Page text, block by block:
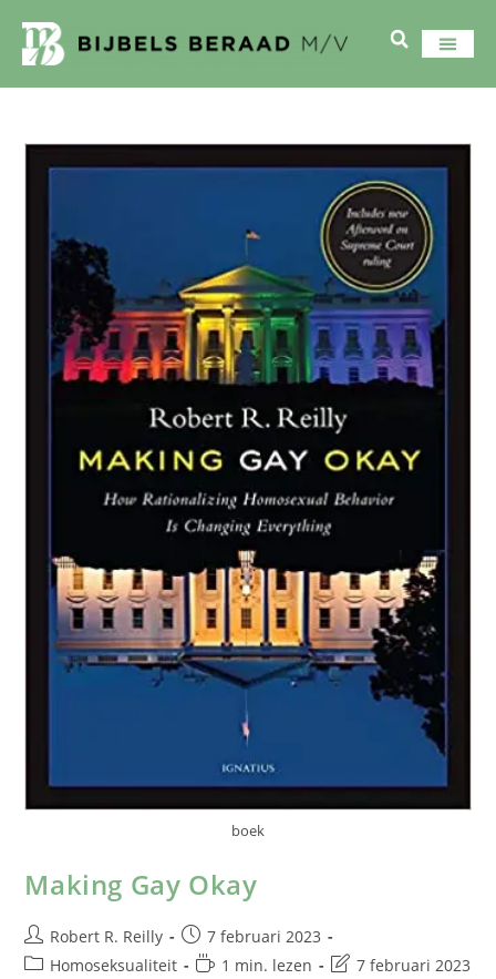
boek
Making Gay Okay
Robert R. Reilly
7 februari 2023
Homoseksualiteit
1 min. lezen 7 februari 2023